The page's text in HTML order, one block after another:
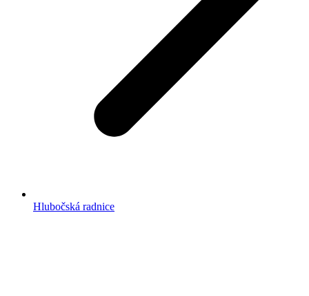
Hlubočská radnice